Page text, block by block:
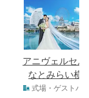
アニヴェルセル
なとみらい横
式場・ゲストハ